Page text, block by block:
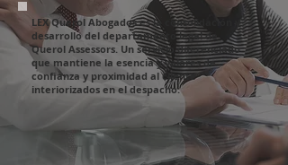
LEX Querol Abogados es la consolidación y
desarrollo del departamento legal de
Querol Assessors. Un servicio diferenciado
que mantiene la esencia y valores de
confianza y proximidad al cliente
interiorizados en el despacho.